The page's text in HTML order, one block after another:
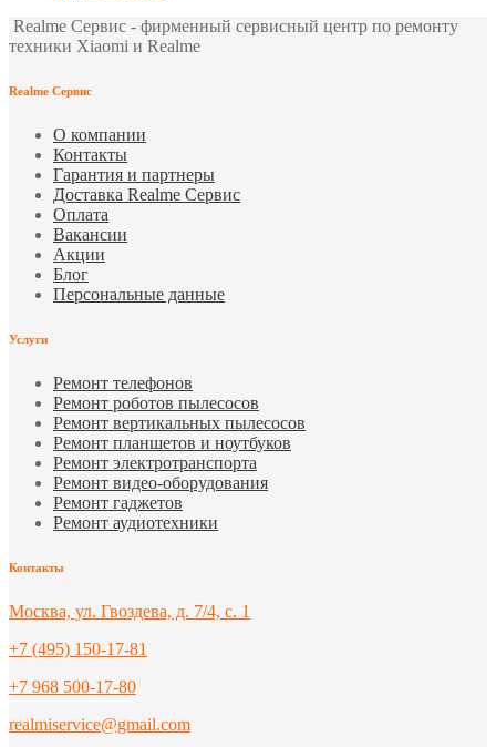
Realme Сервис - фирменный сервисный центр по ремонту
техники Xiaomi и Realme
Realme Сервис
О компании
Контакты
Гарантия и партнеры
Доставка Realme Сервис
Оплата
Вакансии
Акции
Блог
Персональные данные
Услуги
Ремонт телефонов
Ремонт роботов пылесосов
Ремонт вертикальных пылесосов
Ремонт планшетов и ноутбуков
Ремонт электротранспорта
Ремонт видео-оборудования
Ремонт гаджетов
Ремонт аудиотехники
Контакты
Москва, ул. Гвоздева, д. 7/4, с. 1
+7 (495) 150-17-81
+7 968 500-17-80
realmiservice@gmail.com